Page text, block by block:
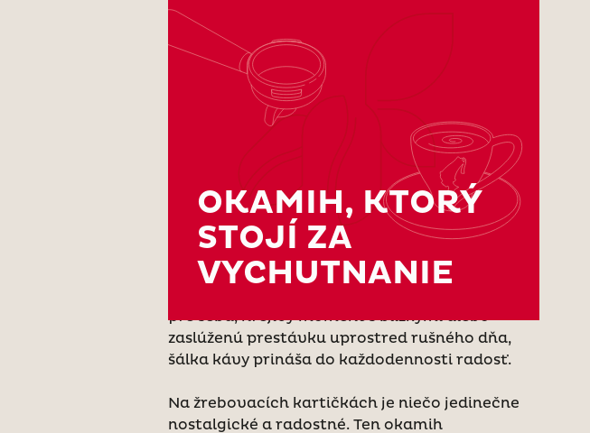
OKAMIH, KTORÝ
STOJÍ ZA
VYCHUTNANIE
V spoločnosti Julius Meinl veríme, že káva je
viac než len nápoj. Je to rituál, zastavenie sa,
pre seba, hrejivý moment s blízkymi alebo
zaslúženú prestávku uprostred rušného dňa,
šálka kávy prináša do každodennosti radosť.
Na žrebovacích kartičkách je niečo jedinečne
nostalgické a radostné. Ten okamih